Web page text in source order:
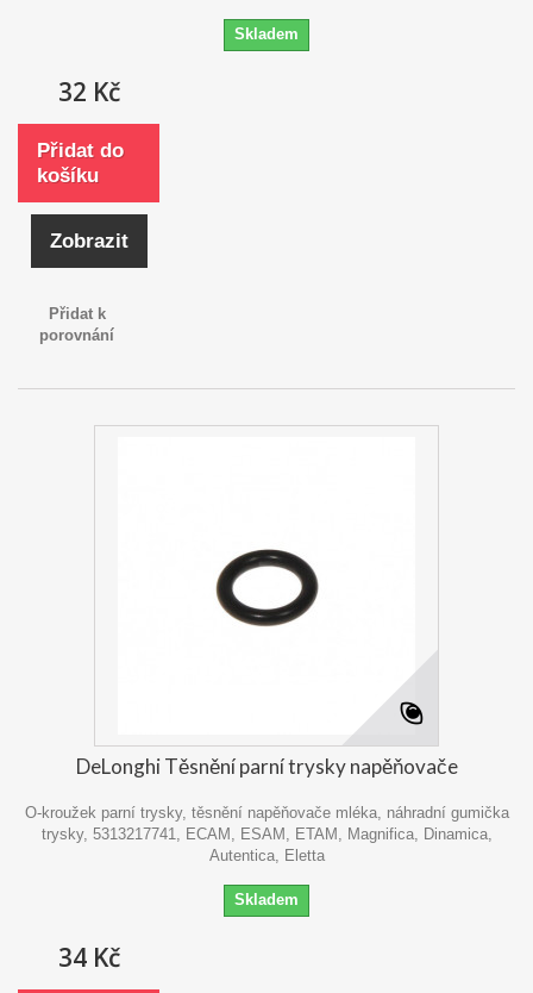
Skladem
32 Kč
Přidat do
košíku
Zobrazit
Přidat k
porovnání
DeLonghi Těsnění parní trysky napěňovače
O-kroužek parní trysky, těsnění napěňovače mléka, náhradní gumička
trysky, 5313217741, ECAM, ESAM, ETAM, Magnifica, Dinamica,
Autentica, Eletta
Skladem
34 Kč